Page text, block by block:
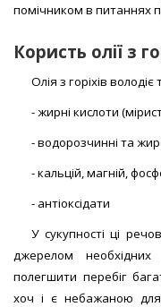
помічником в питаннях
Користь олії з
Олія з горіхів
- жирні кислоти
- водорозчинні та
- кальцій, магній,
- антіоксідати
У сукупності ці
джерелом
полегшити перебіг
хоч і є небажаною